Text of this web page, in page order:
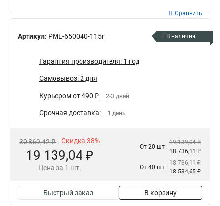
Артикул: PML-650040-115r
Сравнить
В наличии
Гарантия производителя: 1 год
Самовывоз: 2 дня
Курьером от 490 ₽ 2-3 дней
Срочная доставка: 1 день
30 869,42 ₽ Скидка 38%
19 139,04 ₽
Цена за 1 шт.
От 20 шт:
19 139,04 ₽
18 736,11 ₽
От 40 шт:
18 736,11 ₽
18 534,65 ₽
Быстрый заказ В корзину